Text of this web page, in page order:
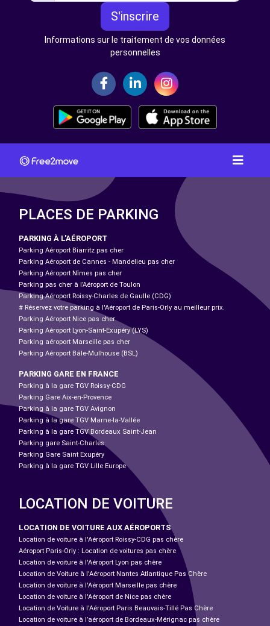
S'inscrire
Informations sur le traitement de vos données
personnelles
PLACES DE PARKING
PARKING À L'AÉROPORT
Parking Aéroport Biarritz pas cher
Parking Aéroport de Cannes - Mandelieu pas cher
Parking Aéroport Nîmes pas cher
Parking pas cher à l’Aéroport de Toulon
Parking Aéroport Roissy-Charles de Gaulle (CDG)
# Réservez votre parking à l'Aéroport de Paris-Orly au meilleur prix.
Parking Aéroport Nice pas cher
Parking Aéroport Lyon-Saint-Exupéry (LYS)
Parking aéroport Marseille pas cher
Parking Aéroport Bâle-Mulhouse (BSL)
PARKING GARE EN FRANCE
Parking à la gare TGV Roissy-CDG
Parking Gare Aix-en-Provence
Parking à la gare TGV Avignon
Parking à la gare TGV Marne-la-Vallée
Parking à la gare TGV Bordeaux Saint-Jean
Parking gare Saint-Charles
Parking Gare Saint Exupéry
Parking à la gare TGV Lille Europe
LOCATION DE VOITURE
LOCATION DE VOITURE AUX AÉROPORTS
Location de voiture à l'Aéroport Roissy-CDG pas chère
Aéroport Paris-Orly : Location de voitures pas chère
Location de voiture à l'Aéroport Lyon pas chère
Location de Voiture à l'Aéroport Nantes Atlantique Pas Chère
Location de voiture à l'Aéroport Marseille pas chère
Location de voiture à l'Aéroport de Nice pas chère
Location de Voiture à l'Aéroport Paris Beauvais-Tillé Pas Chère
Location de voiture à l’aéroport de Bordeaux-Mérignac pas chère